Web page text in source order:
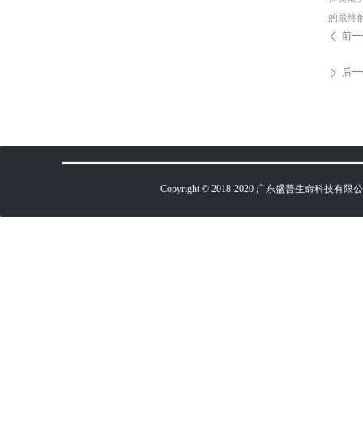
的最终
ꄴ 前
ꄲ 后
Copyright © 2018-2020 广东盛普生命科技有限